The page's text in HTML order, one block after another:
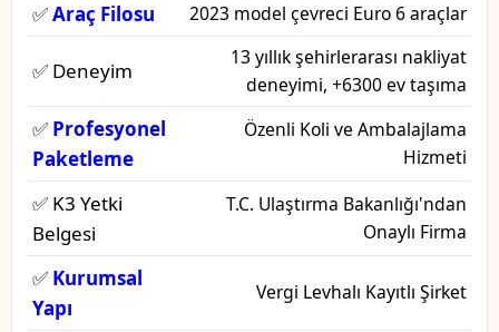
✅Araç Filosu 2023 model çevreci Euro 6 araçlar
✅ Deneyim
13 yıllık şehirlerarası nakliyat
deneyimi, +6300 ev taşıma
✅ Profesyonel
Paketleme
Özenli Koli ve Ambalajlama
Hizmeti
✅ K3 Yetki
Belgesi
T.C. Ulaştırma Bakanlığı'ndan
Onaylı Firma
✅ Kurumsal
Yapı
Vergi Levhalı Kayıtlı Şirket